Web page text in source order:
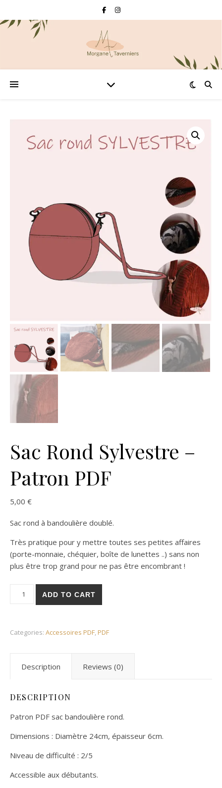
Sac Rond Sylvestre –
Patron PDF
5,00 €
Sac rond à bandoulière doublé.
Très pratique pour y mettre toutes ses petites affaires
(porte-monnaie, chéquier, boîte de lunettes ..) sans non
plus être trop grand pour ne pas être encombrant !
ADD TO CART
Categories: Accessoires PDF PDF
Description Reviews (0)
DESCRIPTION
Patron PDF sac bandoulière rond.
Dimensions : Diamètre 24cm, épaisseur 6cm.
Niveau de difficulté : 2/5
Accessible aux débutants.